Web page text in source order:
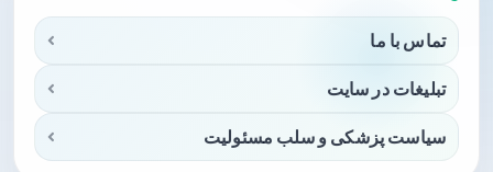
تماس با ما
تبلیغات در سایت
سیاست پزشکی و سلب مسئولیت